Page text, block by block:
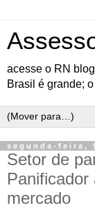
acesse o RN
Brasil é grande;
segunda-feira,
Setor de
mercado